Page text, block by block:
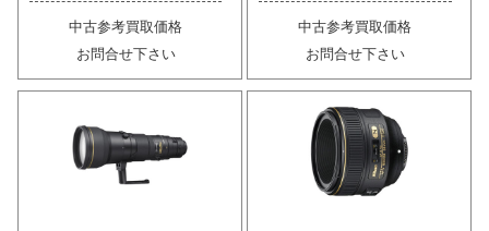
中古参考買取価格
お問合せ下さい
中古参考買取価格
お問合せ下さい